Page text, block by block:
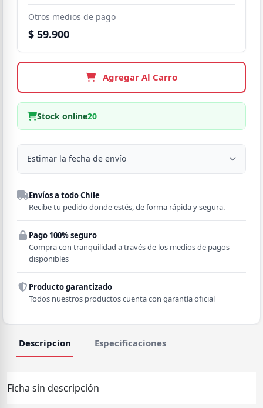
Otros medios de pago
$ 59.900
Agregar Al Carro
Stock online20
Estimar la fecha de envío
Despacho a domicilio
Región
Comuna
Envíos a todo Chile
Recibe tu pedido donde estés, de forma rápida y segura.
Pago 100% seguro
Compra con tranquilidad a través de los medios de pagos
disponibles
Producto garantizado
Todos nuestros productos cuenta con garantía oficial
Descripcion Especificaciones
Ficha sin descripción